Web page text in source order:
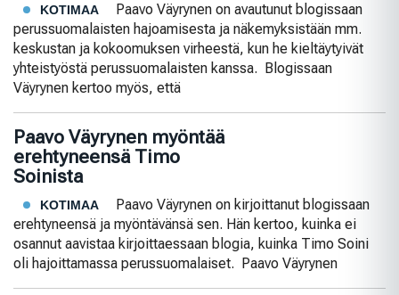
KOTIMAA
Paavo Väyrynen on avautunut blogissaan
perussuomalaisten hajoamisesta ja näkemyksistään mm.
keskustan ja kokoomuksen virheestä, kun he kieltäytyivät
yhteistyöstä perussuomalaisten kanssa. Blogissaan
Väyrynen kertoo myös, että
Paavo Väyrynen myöntää
erehtyneensä Timo
Soinista
KOTIMAA
Paavo Väyrynen on kirjoittanut blogissaan
erehtyneensä ja myöntävänsä sen. Hän kertoo, kuinka ei
osannut aavistaa kirjoittaessaan blogia, kuinka Timo Soini
oli hajoittamassa perussuomalaiset. Paavo Väyrynen